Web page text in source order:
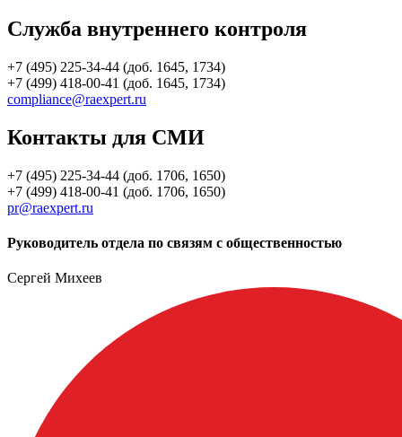
Служба внутреннего контроля
+7 (495) 225-34-44 (доб. 1645, 1734)
+7 (499) 418-00-41 (доб. 1645, 1734)
compliance@raexpert.ru
Контакты для СМИ
+7 (495) 225-34-44 (доб. 1706, 1650)
+7 (499) 418-00-41 (доб. 1706, 1650)
pr@raexpert.ru
Руководитель отдела по связям с общественностью
Сергей Михеев